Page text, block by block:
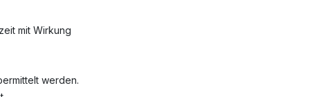
mit Wirkung
werden.